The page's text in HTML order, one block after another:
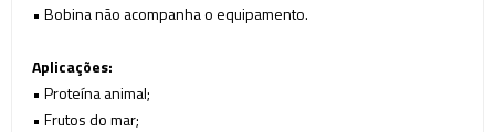
• Bobina não acompanha o equipamento.
Aplicações:
• Proteína animal;
• Frutos do mar;